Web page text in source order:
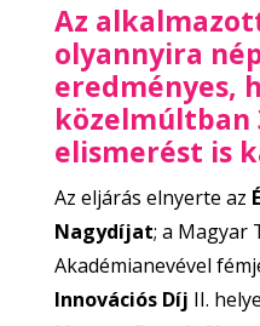
Az
olyannyira
eredményes,
közelmúltban
elismerést is
Az eljárás elnyerte az
Nagydíjat; a Magyar
Akadémianevével
Innovációs Díj II.